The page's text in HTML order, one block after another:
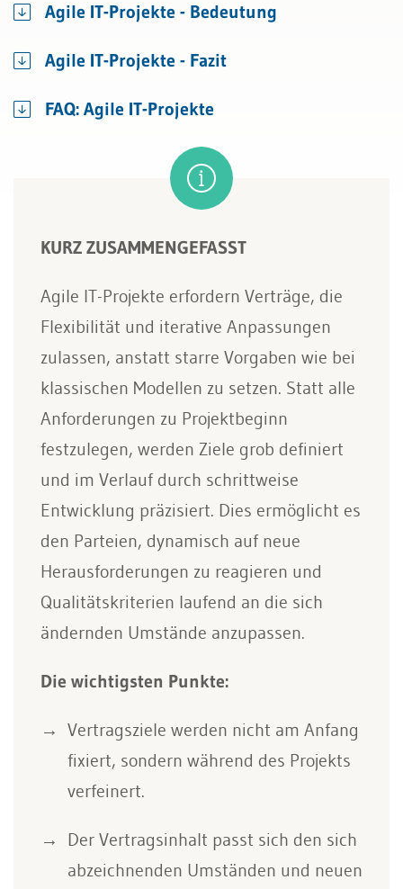
Agile IT-Projekte - Bedeutung
Agile IT-Projekte - Fazit
FAQ: Agile IT-Projekte
KURZ ZUSAMMENGEFASST
Agile IT-Projekte erfordern Verträge, die
Flexibilität und iterative Anpassungen
zulassen, anstatt starre Vorgaben wie bei
klassischen Modellen zu setzen. Statt alle
Anforderungen zu Projektbeginn
festzulegen, werden Ziele grob definiert
und im Verlauf durch schrittweise
Entwicklung präzisiert. Dies ermöglicht es
den Parteien, dynamisch auf neue
Herausforderungen zu reagieren und
Qualitätskriterien laufend an die sich
ändernden Umstände anzupassen.
Die wichtigsten Punkte:
Vertragsziele werden nicht am Anfang
fixiert, sondern während des Projekts
verfeinert.
Der Vertragsinhalt passt sich den sich
abzeichnenden Umständen und neuen